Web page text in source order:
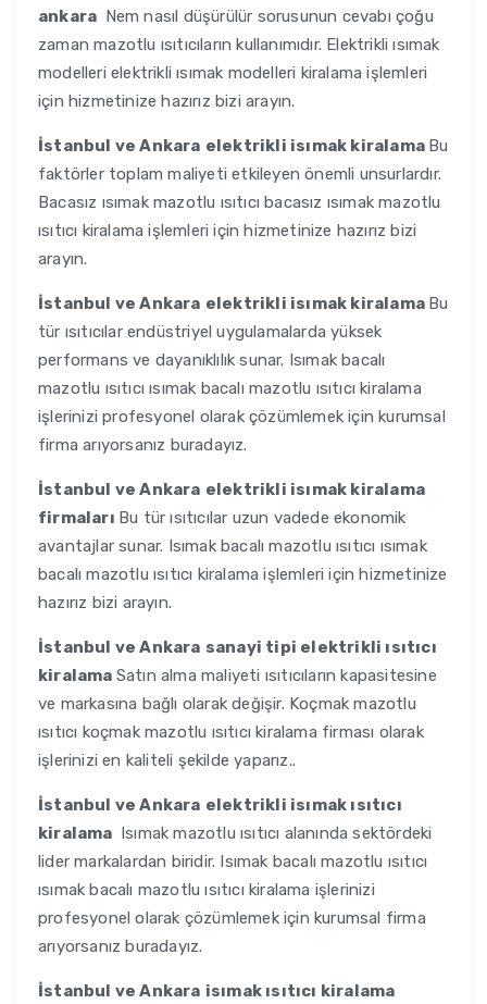
ankara Nem nasıl düşürülür sorusunun cevabı çoğu
zaman mazotlu ısıtıcıların kullanımıdır. Elektrikli ısımak
modelleri elektrikli ısımak modelleri kiralama işlemleri
için hizmetinize hazırız bizi arayın.
İstanbul ve Ankara elektrikli isımak kiralama Bu
faktörler toplam maliyeti etkileyen önemli unsurlardır.
Bacasız ısımak mazotlu ısıtıcı bacasız ısımak mazotlu
ısıtıcı kiralama işlemleri için hizmetinize hazırız bizi
arayın.
İstanbul ve Ankara elektrikli isımak kiralama Bu
tür ısıtıcılar endüstriyel uygulamalarda yüksek
performans ve dayanıklılık sunar. Isımak bacalı
mazotlu ısıtıcı ısımak bacalı mazotlu ısıtıcı kiralama
işlerinizi profesyonel olarak çözümlemek için kurumsal
firma arıyorsanız buradayız.
İstanbul ve Ankara elektrikli isımak kiralama
firmaları Bu tür ısıtıcılar uzun vadede ekonomik
avantajlar sunar. Isımak bacalı mazotlu ısıtıcı ısımak
bacalı mazotlu ısıtıcı kiralama işlemleri için hizmetinize
hazırız bizi arayın.
İstanbul ve Ankara sanayi tipi elektrikli ısıtıcı
kiralama Satın alma maliyeti ısıtıcıların kapasitesine
ve markasına bağlı olarak değişir. Koçmak mazotlu
ısıtıcı koçmak mazotlu ısıtıcı kiralama firması olarak
işlerinizi en kaliteli şekilde yaparız..
İstanbul ve Ankara elektrikli isımak ısıtıcı
kiralama Isımak mazotlu ısıtıcı alanında sektördeki
lider markalardan biridir. Isımak bacalı mazotlu ısıtıcı
ısımak bacalı mazotlu ısıtıcı kiralama işlerinizi
profesyonel olarak çözümlemek için kurumsal firma
arıyorsanız buradayız.
İstanbul ve Ankara isımak ısıtıcı kiralama